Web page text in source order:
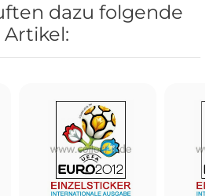
dazu folgende
Artikel: